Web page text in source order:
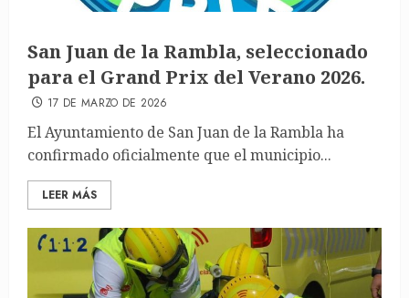
San Juan de la Rambla, seleccionado
para el Grand Prix del Verano 2026.
17 DE MARZO DE 2026
El Ayuntamiento de San Juan de la Rambla ha
confirmado oficialmente que el municipio...
LEER MÁS